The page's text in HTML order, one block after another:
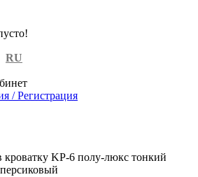
RU
/ Регистрация
кроватку KP-6 полу-люкс тонкий